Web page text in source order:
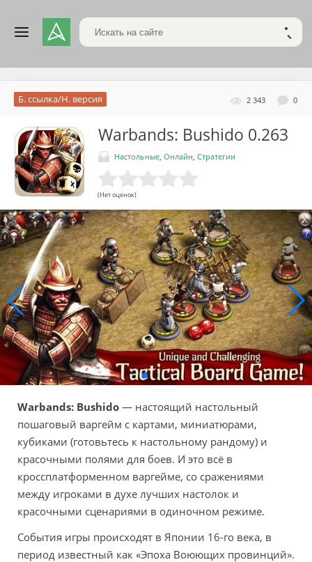
Поиск по сайту
2 343 0
Б. ссылка/Н. версия
Warbands: Bushido 0.263
Настольные Онлайн Стратегии
(Нет оценок)
Warbands: Bushido — настоящий настольный
пошаговый варгейм с картами, миниатюрами,
кубиками (готовьтесь к настольному рандому) и
красочными полями для боев. И это всё в
кроссплатформенном варгейме, со сражениями
между игроками в духе лучших настолок и
красочными сценариями в одиночном режиме.
События игры происходят в Японии 16-го века, в
период известный как «Эпоха Воюющих провинций».